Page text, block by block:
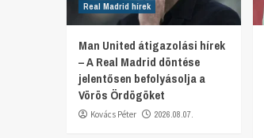
Real Madrid hírek
Man United átigazolási hírek
– A Real Madrid döntése
jelentősen befolyásolja a
Vörös Ördögöket
Kovács Péter 2026.08.07.